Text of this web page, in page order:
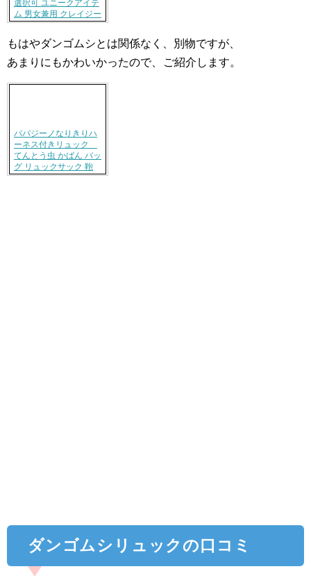
選択可 ユニークアイテ
ム 男女兼用 クレイジー
もはやダンゴムシとは関係なく、別物ですが、
あまりにもかわいかったので、
ご紹介します。
パパジーノなりきりハ
ーネス付きリュック
てんとう虫 かばん バッ
グ リュックサック 鞄
ダンゴムシリュックの口コミ